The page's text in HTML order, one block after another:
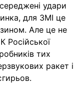
удари
для ЗМІ це
Але це не
Російської
тих
ракет і